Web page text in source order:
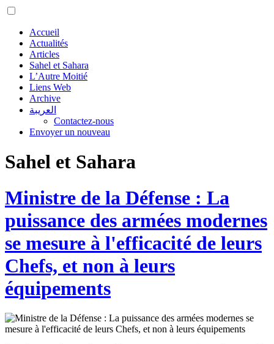
Accueil
Actualités
Articles
Sahel et Sahara
L’Autre Moitié
Liens Web
Archive
العريبة
Contactez-nous
Envoyer un nouveau
Sahel et Sahara
Ministre de la Défense : La
puissance des armées modernes
se mesure à l'efficacité de leurs
Chefs, et non à leurs
équipements